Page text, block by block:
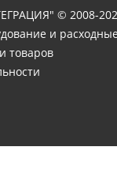
© 2008-
и
товаров